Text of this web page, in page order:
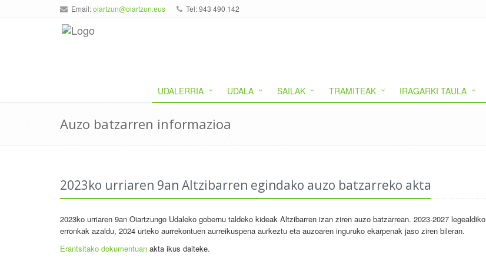
Email:oiartzun@oiartzun.eus Tel: 943 490 142
UDALERRIA UDALA SAILAK TRAMITEAK IRAGARKI TAULA
Auzo batzarren informazioa
2023ko urriaren 9an Altzibarren egindako auzo batzarreko akta
2023ko urriaren 9an Oiartzungo Udaleko gobernu taldeko kideak Altzibarren izan ziren auzo batzarrean. 2023-2027 legealdiko
erronkak azaldu, 2024 urteko aurrekontuen aurreikuspena aurkeztu eta auzoaren inguruko ekarpenak jaso ziren bileran.
Erantsitako dokumentuan akta ikus daiteke.